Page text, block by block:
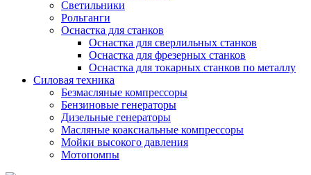
Светильники
Рольганги
Оснастка для станков
Оснастка для сверлильных станков
Оснастка для фрезерных станков
Оснастка для токарных станков по металлу
Силовая техника
Безмасляные компрессоры
Бензиновые генераторы
Дизельные генераторы
Масляные коаксиальные компрессоры
Мойки высокого давления
Мотопомпы